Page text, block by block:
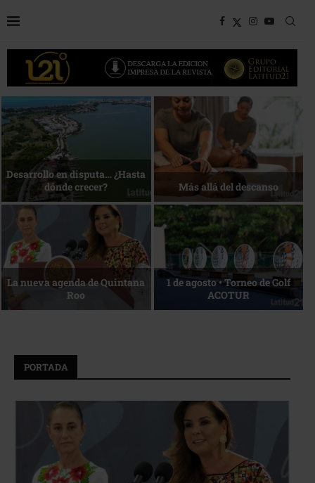
Bottega, un viaje servido a la
mesa
Energía que Impulsa la
competitividad
Reconocimiento de viajeros La esencia del servicio
PORTADA